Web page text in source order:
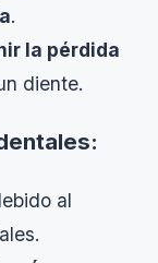
.
la pérdida
diente.
al